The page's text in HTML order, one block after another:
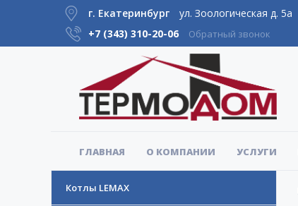
г. Екатеринбург
ул. Зоологическая д. 5а
+7 (343) 310-20-06 Обратный звонок
ГЛАВНАЯ О КОМПАНИИ УСЛУГИ
Котлы LEMAX